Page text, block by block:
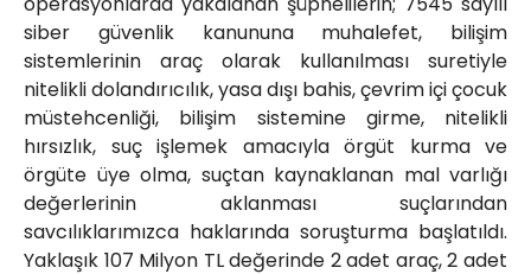
siber güvenlik kanununa muhalefet, bilişim
sistemlerinin araç olarak kullanılması suretiyle
nitelikli dolandırıcılık, yasa dışı bahis, çevrim içi çocuk
müstehcenliği, bilişim sistemine girme, nitelikli
hırsızlık, suç işlemek amacıyla örgüt kurma ve
örgüte üye olma, suçtan kaynaklanan mal varlığı
değerlerinin aklanması suçlarından
savcılıklarımızca haklarında soruşturma başlatıldı.
Yaklaşık 107 Milyon TL değerinde 2 adet araç, 2 adet